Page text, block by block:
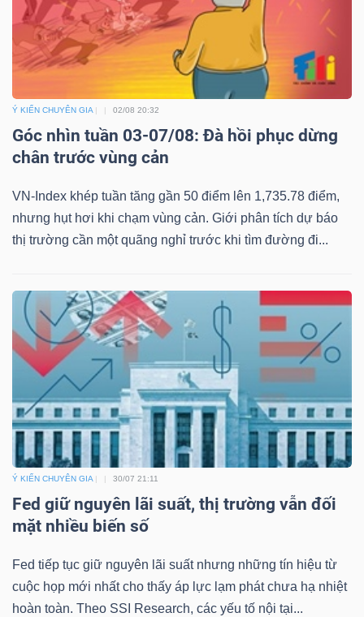
Ý KIẾN CHUYÊN GIA 02/08 20:32
Góc nhìn tuần 03-07/08: Đà hồi phục dừng
chân trước vùng cản
VN-Index khép tuần tăng gần 50 điểm lên 1,735.78 điểm,
nhưng hụt hơi khi chạm vùng cản. Giới phân tích dự báo
thị trường cần một quãng nghỉ trước khi tìm đường đi...
Ý KIẾN CHUYÊN GIA 30/07 21:11
Fed giữ nguyên lãi suất, thị trường vẫn đối
mặt nhiều biến số
Fed tiếp tục giữ nguyên lãi suất nhưng những tín hiệu từ
cuộc họp mới nhất cho thấy áp lực lạm phát chưa hạ nhiệt
hoàn toàn. Theo SSI Research, các yếu tố nội tại...